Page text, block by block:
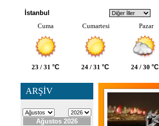
İstanbul
Cuma
Cumartesi Pazar
23 / 31 °C 24 / 31 °C 24 / 30 °C
ARŞİV